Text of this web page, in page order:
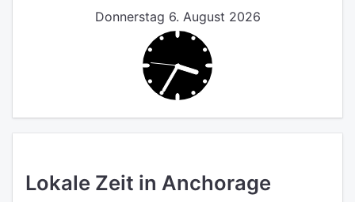
Donnerstag 6. August 2026
Lokale Zeit in Anchorage